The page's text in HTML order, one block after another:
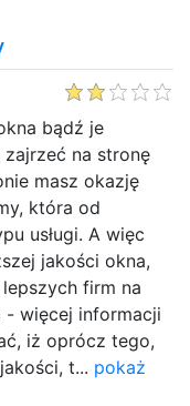
bądź je
na stronę
masz okazję
która od
usługi. A więc
jakości okna,
firm na
- więcej informacji
iż oprócz tego,
t... pokaż